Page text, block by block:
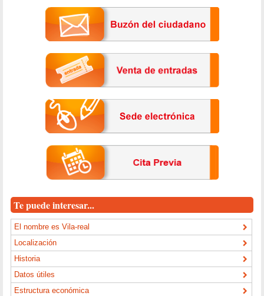
Te puede interesar...
El nombre es Vila-real
Localización
Historia
Datos útiles
Estructura económica